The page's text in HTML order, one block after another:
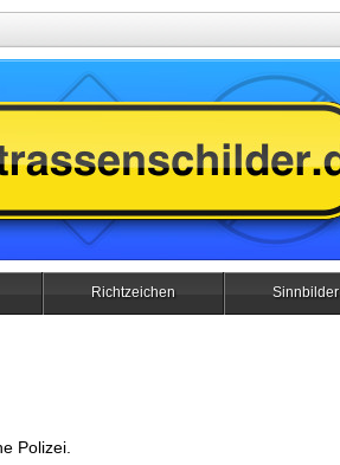
Richtzeichen Sinnbilder
Polizei.